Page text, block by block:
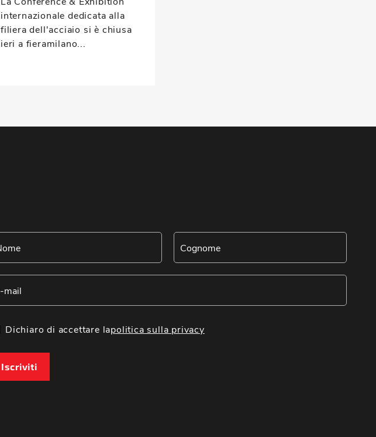
internazionale dedicata alla
filiera dell'acciaio si è chiusa
ieri a fieramilano...
Dichiaro di accettare lapolitica sulla privacy
Iscriviti